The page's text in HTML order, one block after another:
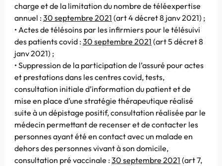
charge et de la limitation du nombre de téléexpertise
annuel :30 septembre 2021 (art 4 décret 8 janv 2021) ;
• Actes de télésoins par les infirmiers pour le télésuivi
des patients covid :30 septembre 2021 (art 5 décret 8
janv 2021) ;
• Suppression de la participation de l’assuré pour actes
et prestations dans les centres covid, tests,
consultation initiale d’information du patient et de
mise en place d’une stratégie thérapeutique réalisé
suite à un dépistage positif, consultation réalisée par le
médecin permettant de recenser et de contacter les
personnes ayant été en contact avec un malade en
dehors des personnes vivant à son domicile,
consultation pré vaccinale :30 septembre 2021 (art 7,